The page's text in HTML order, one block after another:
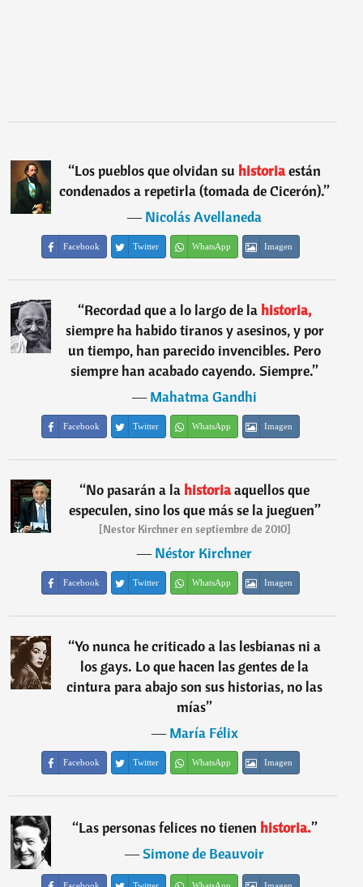
“Los pueblos que olvidan su historiaestán
condenados a repetirla (tomada de Cicerón).”
―Nicolás Avellaneda
Facebook Twitter WhatsApp Imagen
“Recordad que a lo largo de la historia,
siempre ha habido tiranos y asesinos, y por
un tiempo, han parecido invencibles. Pero
siempre han acabado cayendo. Siempre.”
―Mahatma Gandhi
Facebook Twitter WhatsApp Imagen
“No pasarán a la historiaaquellos que
especulen, sino los que más se la jueguen”
[Nestor Kirchner en septiembre de 2010]
―Néstor Kirchner
Facebook Twitter WhatsApp Imagen
“Yo nunca he criticado a las lesbianas ni a
los gays. Lo que hacen las gentes de la
cintura para abajo son sus historias, no las
mías”
―María Félix
Facebook Twitter WhatsApp Imagen
“Las personas felices no tienen historia.”
―Simone de Beauvoir